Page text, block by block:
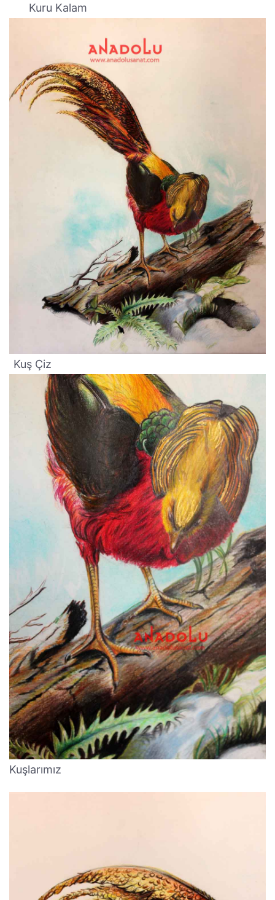
Kuru Kalam
Kuş Çiz
Kuşlarımız